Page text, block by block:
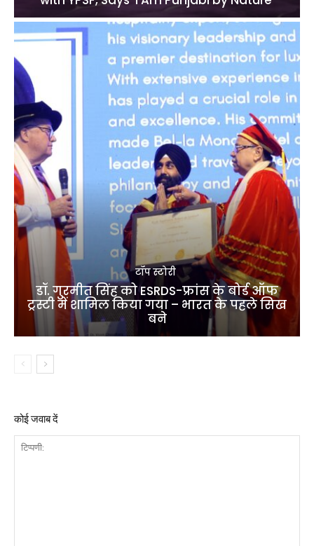
टॉप स्टोरी
डॉ. गुरमीत सिंह को ESRDS-फ्रांस के बोर्ड ऑफ
ट्रस्टी में शामिल किया गया – भारत के पहले सिख
बने
कोई जवाब दें